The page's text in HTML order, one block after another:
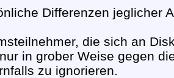
Differenzen jeglicher
die sich an
in grober Weise gegen
zu ignorieren.